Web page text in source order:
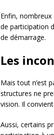
Enfin,
de participation
de démarrage.
Les
Mais tout n’est
structures ne
vision. Il
Aussi, certains